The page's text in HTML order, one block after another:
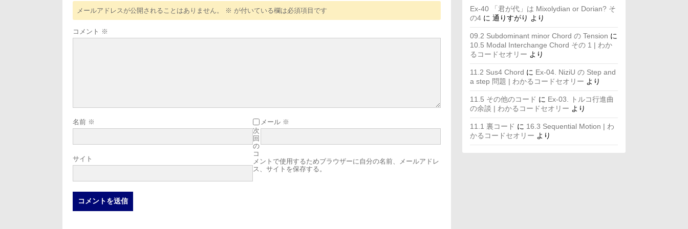
メールアドレスが公開されることはありません。 ※ が付いている欄は必須項目です
コメント ※
名前 ※ メール ※
サイト
次
回
の
コ
メントで使用するためブラウザーに自分の名前、メールアドレ
ス、サイトを保存する。
Ex-40 「君が代」は Mixolydian or Dorian? そ
の4 に 通りすがり より
09.2 Subdominant minor Chord の Tension に
10.5 Modal Interchange Chord その 1 | わか
るコードセオリー より
11.2 Sus4 Chord に Ex-04. NiziU の Step and
a step 問題 | わかるコードセオリー より
11.5 その他のコード に Ex-03. トルコ行進曲
の余談 | わかるコードセオリー より
11.1 裏コード に 16.3 Sequential Motion | わ
かるコードセオリー より